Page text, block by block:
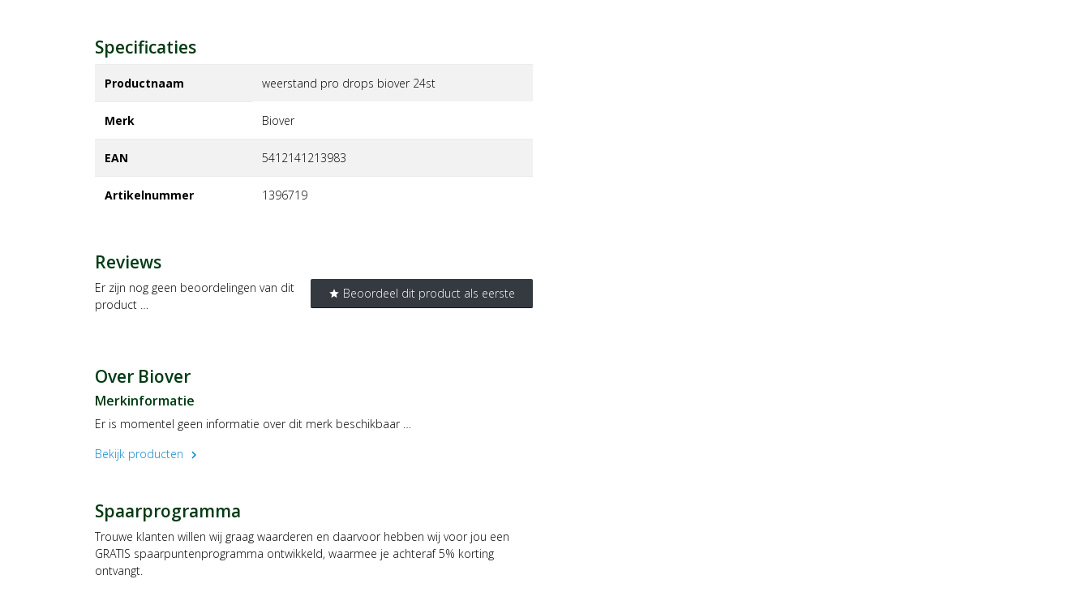
Specificaties
Productnaam weerstand pro drops biover 24st
Merk biover
EAN 5412141213983
Artikelnummer 1396719
Reviews
star Beoordeel dit product als eerste
Er zijn nog geen beoordelingen van dit
product …
Over Biover
Merkinformatie
Er is momentel geen informatie over dit merk beschikbaar …
Bekijk producten
chevron_right
Spaarprogramma
Trouwe klanten willen wij graag waarderen en daarvoor hebben wij voor jou een
GRATIS spaarpuntenprogramma ontwikkeld, waarmee je achteraf 5% korting
ontvangt.